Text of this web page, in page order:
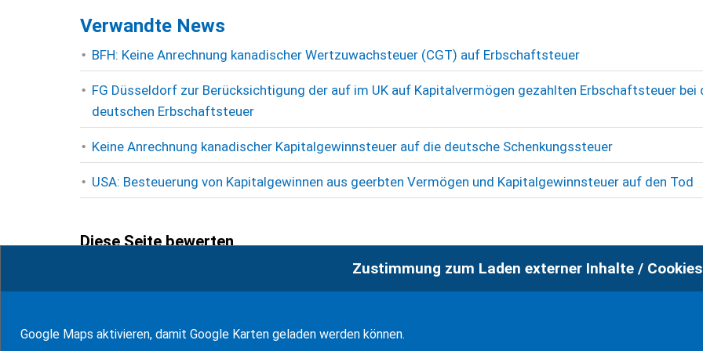
Verwandte News
BFH: Keine Anrechnung kanadischer Wertzuwachsteuer (CGT) auf Erbschaftsteuer
FG Düsseldorf zur Berücksichtigung der auf im UK auf Kapitalvermögen gezahlten Erbschaftsteuer bei
deutschen Erbschaftsteuer
Keine Anrechnung kanadischer Kapitalgewinnsteuer auf die deutsche Schenkungssteuer
USA: Besteuerung von Kapitalgewinnen aus geerbten Vermögen und Kapitalgewinnsteuer auf den Tod
Diese Seite bewerten
3Bewertungen (100%)
zum Glossar
Zustimmung zum Laden externer Inhalte / Cookies
Google Maps aktivieren, damit Google Karten geladen werden können.